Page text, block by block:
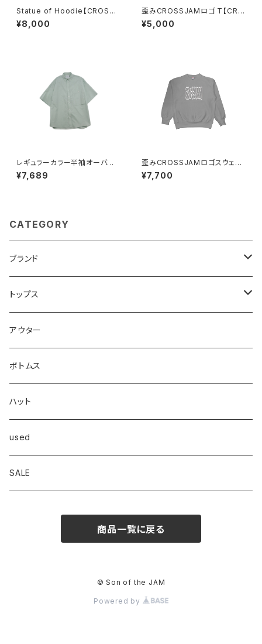
Statue of Hoodie【CROSSJ
AM】
¥8,000
歪みCROSSJAMロゴ T【CRO
SSJAM】
¥5,000
レギュラーカラー半袖オーバー
サイズシャツ【INTERPLAY】
¥7,689
歪みCROSSJAMロゴスウェッ
ト【CROSSJAM】
¥7,700
CATEGORY
ブランド
CROSSJAM
carhartt
Dickies
Frame
OVERALL
Goodwear
トップス
Tシャツ
シャツ
スウェット/パーカー
ニット/セーター
ジャケット
アウター
ボトムス
ハット
used
SALE
商品一覧に戻る
© Son of the JAM
Powered by